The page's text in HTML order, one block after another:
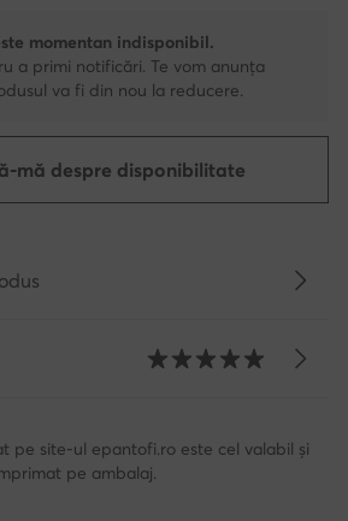
momentan indisponibil.
a primi notificări. Te vom anunța
va fi din nou la reducere.
mă despre disponibilitate
pe site-ul epantofi.ro este cel valabil și
pe ambalaj.